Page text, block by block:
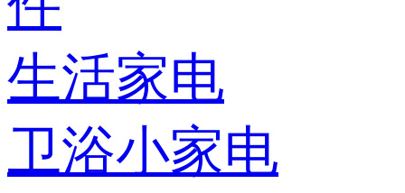
生活家电
卫浴小家电